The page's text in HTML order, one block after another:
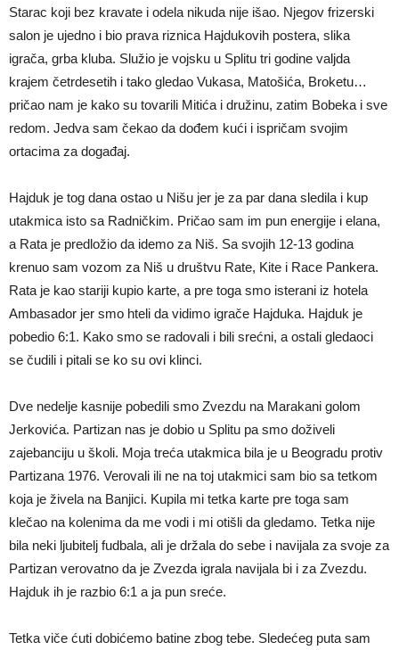
Starac koji bez kravate i odela nikuda nije išao. Njegov frizerski
salon je ujedno i bio prava riznica Hajdukovih postera, slika
igrača, grba kluba. Služio je vojsku u Splitu tri godine valjda
krajem četrdesetih i tako gledao Vukasa, Matošića, Broketu…
pričao nam je kako su tovarili Mitića i družinu, zatim Bobeka i sve
redom. Jedva sam čekao da dođem kući i ispričam svojim
ortacima za događaj.
Hajduk je tog dana ostao u Nišu jer je za par dana sledila i kup
utakmica isto sa Radničkim. Pričao sam im pun energije i elana,
a Rata je predložio da idemo za Niš. Sa svojih 12-13 godina
krenuo sam vozom za Niš u društvu Rate, Kite i Race Pankera.
Rata je kao stariji kupio karte, a pre toga smo isterani iz hotela
Ambasador jer smo hteli da vidimo igrače Hajduka. Hajduk je
pobedio 6:1. Kako smo se radovali i bili srećni, a ostali gledaoci
se čudili i pitali se ko su ovi klinci.
Dve nedelje kasnije pobedili smo Zvezdu na Marakani golom
Jerkovića. Partizan nas je dobio u Splitu pa smo doživeli
zajebanciju u školi. Moja treća utakmica bila je u Beogradu protiv
Partizana 1976. Verovali ili ne na toj utakmici sam bio sa tetkom
koja je živela na Banjici. Kupila mi tetka karte pre toga sam
klečao na kolenima da me vodi i mi otišli da gledamo. Tetka nije
bila neki ljubitelj fudbala, ali je držala do sebe i navijala za svoje za
Partizan verovatno da je Zvezda igrala navijala bi i za Zvezdu.
Hajduk ih je razbio 6:1 a ja pun sreće.
Tetka viče ćuti dobićemo batine zbog tebe. Sledećeg puta sam